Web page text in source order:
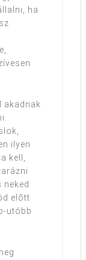
ha
akadnak
ilyen
kell,
előtt
utóbb